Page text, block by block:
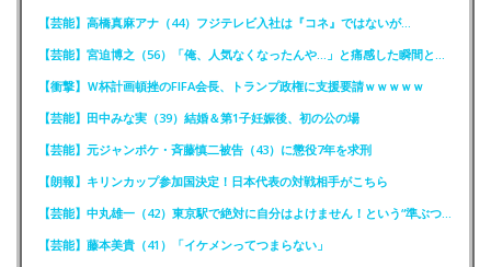
【芸能】高橋真麻アナ（44）フジテレビ入社は『コネ』ではないが…
【芸能】宮迫博之（56）「俺、人気なくなったんや…」と痛感した瞬間とは？
【衝撃】Ｗ杯計画頓挫のFIFA会長、トランプ政権に支援要請ｗｗｗｗｗ
【芸能】田中みな実（39）結婚＆第1子妊娠後、初の公の場
【芸能】元ジャンポケ・斉藤慎二被告（43）に懲役7年を求刑
【朗報】キリンカップ参加国決定！日本代表の対戦相手がこちら
【芸能】中丸雄一（42）東京駅で絶対に自分はよけません！という“準ぶつかりおじさん”に遭遇
【芸能】藤本美貴（41）「イケメンってつまらない」